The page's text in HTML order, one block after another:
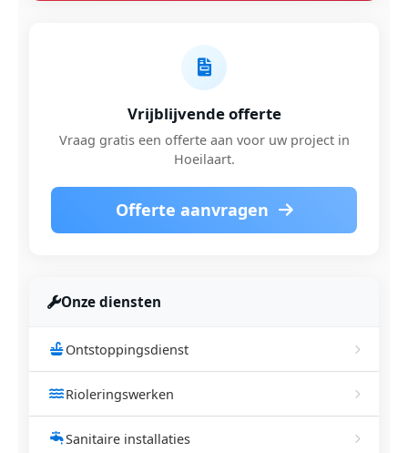
Vrijblijvende offerte
Vraag gratis een offerte aan voor uw project in
Hoeilaart.
Offerte aanvragen
Onze diensten
Ontstoppingsdienst
Rioleringswerken
Sanitaire installaties